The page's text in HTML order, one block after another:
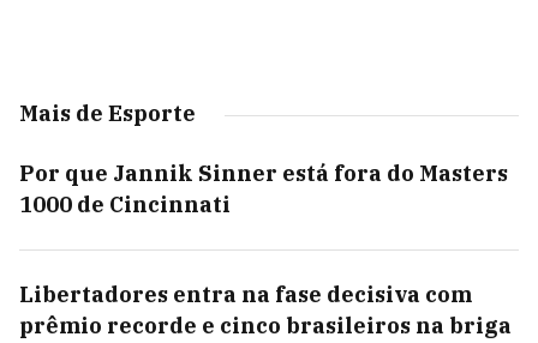
Mais de Esporte
Por que Jannik Sinner está fora do Masters
1000 de Cincinnati
Libertadores entra na fase decisiva com
prêmio recorde e cinco brasileiros na briga